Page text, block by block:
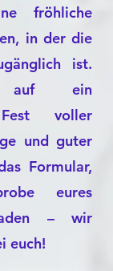
fröhliche
in der die
ist.
auf ein
Fest voller
und guter
Formular,
eures
– wir
euch!